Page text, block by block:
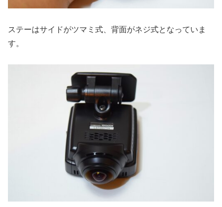
ステーはサイドがツマミ式、背面がネジ式となっていま
す。